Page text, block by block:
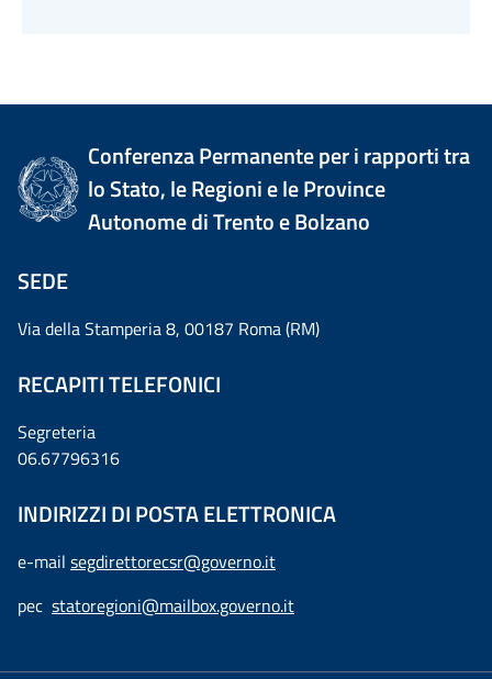
Conferenza Permanente per i rapporti tra
lo Stato, le Regioni e le Province
Autonome di Trento e Bolzano
SEDE
Via della Stamperia 8, 00187 Roma (RM)
RECAPITI TELEFONICI
Segreteria
06.67796316
INDIRIZZI DI POSTA ELETTRONICA
e-mail segdirettorecsr@governo.it
pec statoregioni@mailbox.governo.it